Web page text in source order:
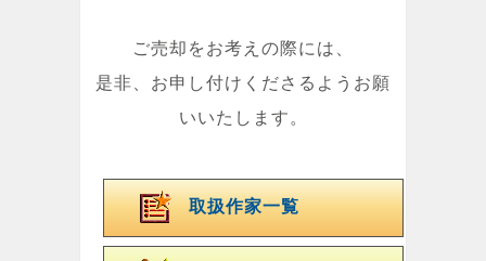
ご売却をお考えの際には、
是非、お申し付けくださるようお願
いいたします。
取扱作家一覧